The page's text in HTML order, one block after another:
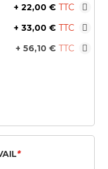
+ 22,00 €
+ 33,00 €
+ 56,10 €
*